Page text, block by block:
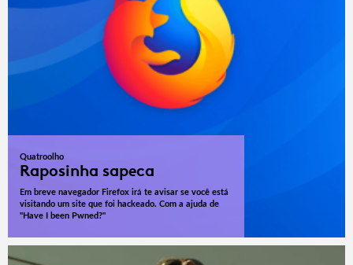
Quatroolho
Raposinha sapeca
Em breve navegador Firefox irá te avisar se você está
visitando um site que foi hackeado. Com a ajuda de
"Have I been Pwned?"